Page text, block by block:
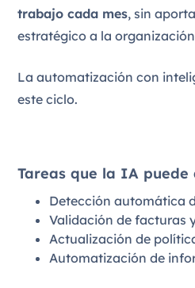
trabajo cada mes, sin
estratégico a la
La automatización con
este ciclo.
Tareas que la IA puede
Detección automática
Validación de facturas
Actualización de
Automatización de